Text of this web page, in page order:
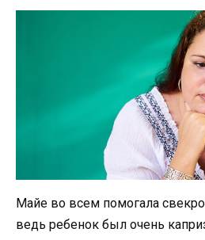
Майе во всем помогала
ведь ребенок был очень